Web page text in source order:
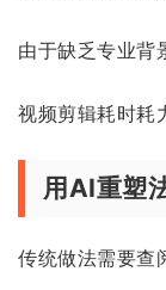
由于缺乏专业背
视频剪辑耗时耗
用AI重塑
传统做法需要查